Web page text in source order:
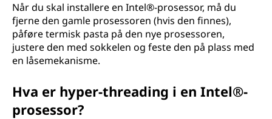
Når du skal installere en Intel®-prosessor, må du
fjerne den gamle prosessoren (hvis den finnes),
påføre termisk pasta på den nye prosessoren,
justere den med sokkelen og feste den på plass med
en låsemekanisme.
Hva er hyper-threading i en Intel®-
prosessor?